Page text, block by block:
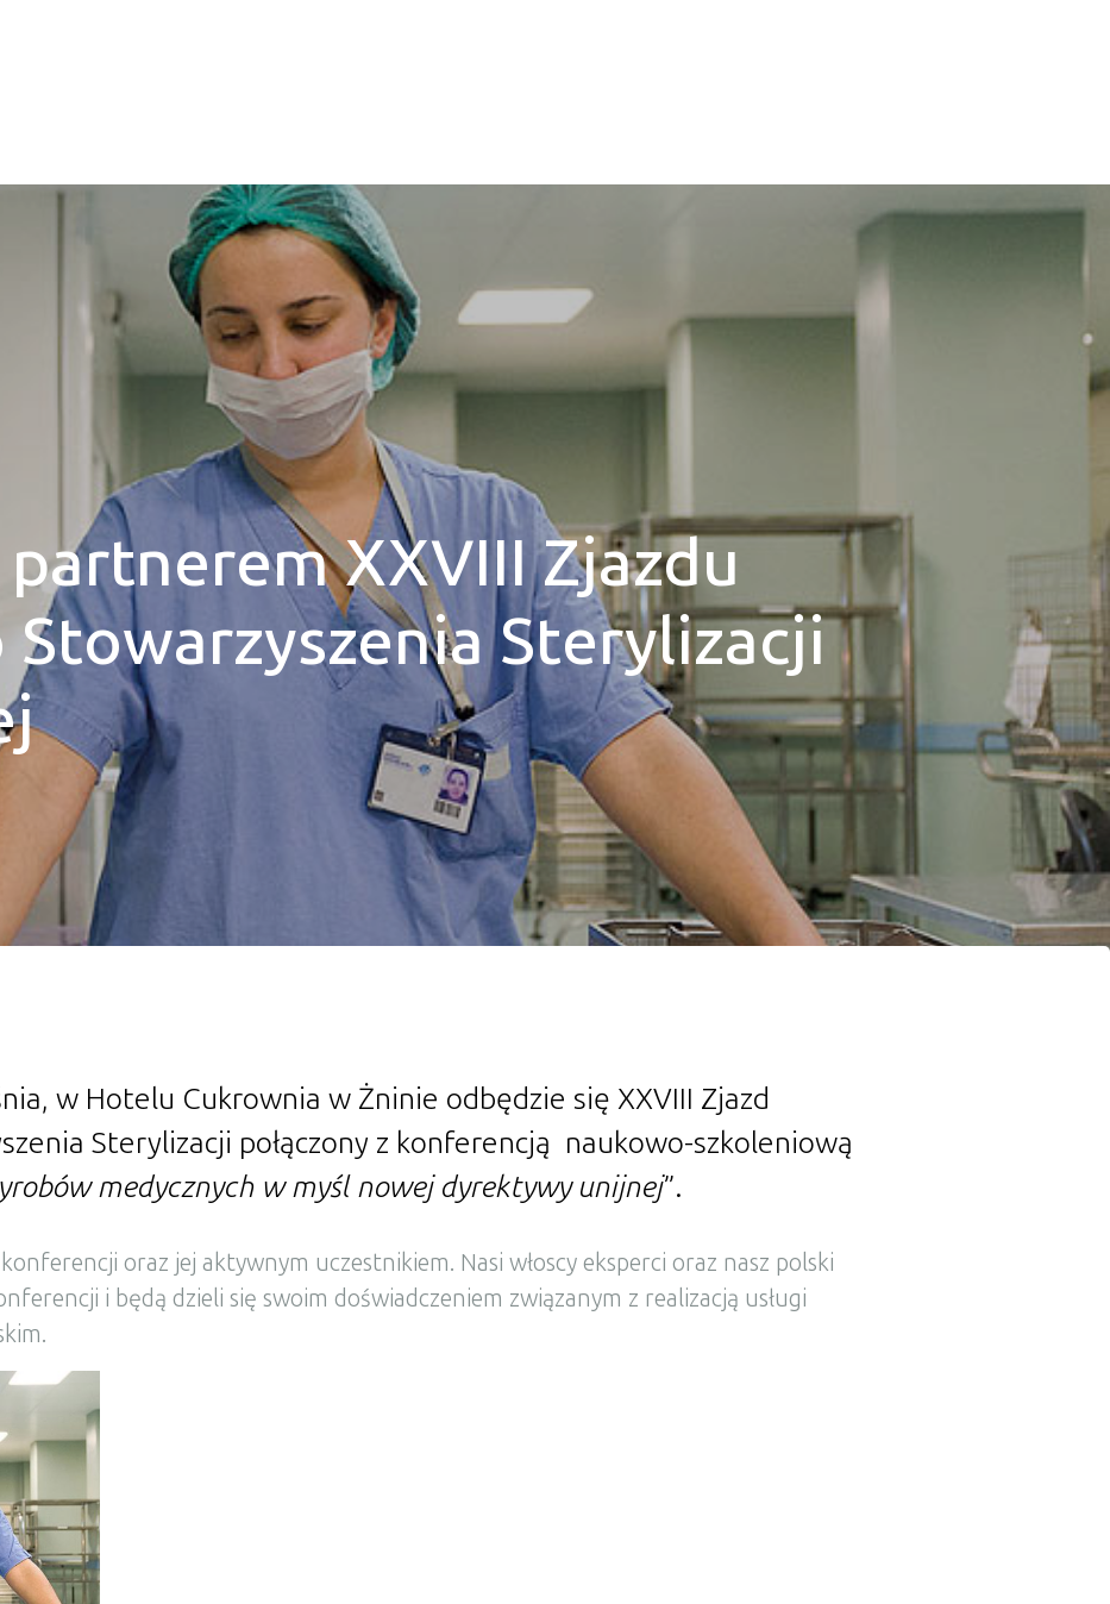
XXVIII Zjazdu
Sterylizacji
w Hotelu Cukrownia w Żninie odbędzie się XXVIII Zjazd
Sterylizacji połączony z konferencją naukowo-szkoleniową
medycznych w myśl nowej dyrektywy unijnej”.
oraz jej aktywnym uczestnikiem. Nasi włoscy eksperci oraz nasz polski
i będą dzieli się swoim doświadczeniem związanym z realizacją usługi